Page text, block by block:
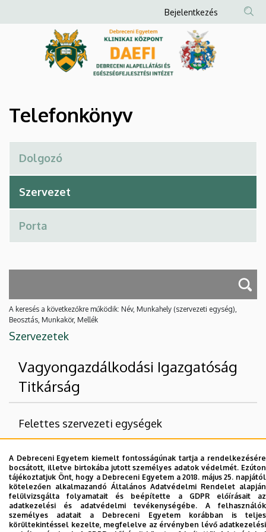
Debreceni
és
Egészségfejlesztési
Intézet
a
Anonim
Felhasználói
fiók
menüje
Bejelentkezés
Telefonkönyv
A keresés a következőkre működik: Név, Munkahely (szervezeti egység),
Beosztás, Munkakör, Mellék
Szervezetek
Vagyongazdálkodási Igazgatóság
Titkárság
Felettes szervezeti egységek
Kancellária
Vagyongazdálkodási Igazgatóság
Nincs találat.
A Debreceni Egyetem kiemelt fontosságúnak tartja a rendelkezésére
bocsátott, illetve birtokába jutott személyes adatok védelmét. Ezúton
tájékoztatjuk Önt, hogy a Debreceni Egyetem a 2018. május 25. napjától
kötelezően alkalmazandó Általános Adatvédelmi Rendelet alapján
felülvizsgálta folyamatait és beépítette a GDPR előírásait az
adatkezelési és adatvédelmi tevékenységébe. A felhasználók
személyes adatait a Debreceni Egyetem korábban is teljes
körültekintéssel kezelte, megfelelve az érvényben lévő adatkezelési